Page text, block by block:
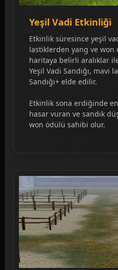
Yeşil Vadi Etkinliği
Etkinlik süresince yeşil
lastiklerden yang ve won
haritaya belirli aralıklar
Yeşil Vadi Sandığı, mavi
Sandığı+ elde edilir.
Etkinlik sona erdiğinde
hasar vuran ve sandık
won ödülü sahibi olur.